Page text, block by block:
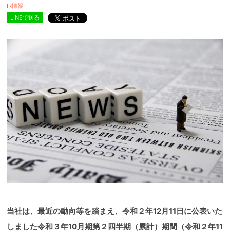
IR情報
LINEで送る
当社は、最近の動向等を踏まえ、令和２年12月11日に公表いた
しました令和３年10月期第２四半期（累計）期間（令和２年11